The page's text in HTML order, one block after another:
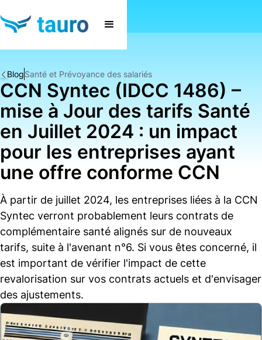
BlogSanté et Prévoyance des salariés
CCN Syntec (IDCC 1486) –
mise à Jour des tarifs Santé
en Juillet 2024 : un impact
pour les entreprises ayant
une offre conforme CCN
À partir de juillet 2024, les entreprises liées à la CCN
Syntec verront probablement leurs contrats de
complémentaire santé alignés sur de nouveaux
tarifs, suite à l'avenant n°6. Si vous êtes concerné, il
est important de vérifier l'impact de cette
revalorisation sur vos contrats actuels et d'envisager
des ajustements.